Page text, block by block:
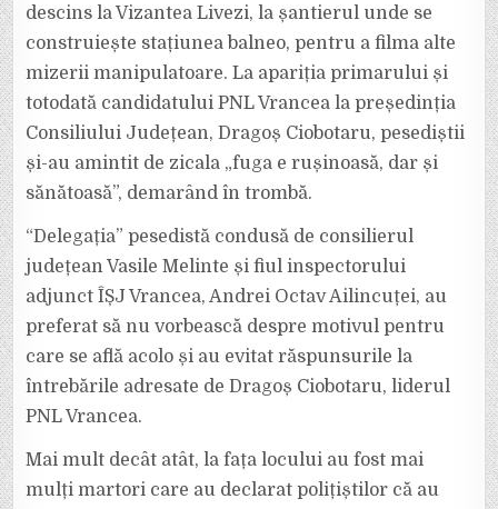
AFARA
LEGALE
descins la Vizantea Livezi, la șantierul unde se
construiește stațiunea balneo, pentru a filma alte
mizerii manipulatoare. La apariția primarului și
totodată candidatului PNL Vrancea la președinția
Consiliului Județean, Dragoș Ciobotaru, pesediștii
și-au amintit de zicala „fuga e rușinoasă, dar și
sănătoasă”, demarând în trombă.
“Delegația” pesedistă condusă de consilierul
județean Vasile Melinte și fiul inspectorului
adjunct ÎȘJ Vrancea, Andrei Octav Ailincuței, au
preferat să nu vorbească despre motivul pentru
care se află acolo și au evitat răspunsurile la
întrebările adresate de Dragoș Ciobotaru, liderul
PNL Vrancea.
Mai mult decât atât, la fața locului au fost mai
mulți martori care au declarat polițiștilor că au